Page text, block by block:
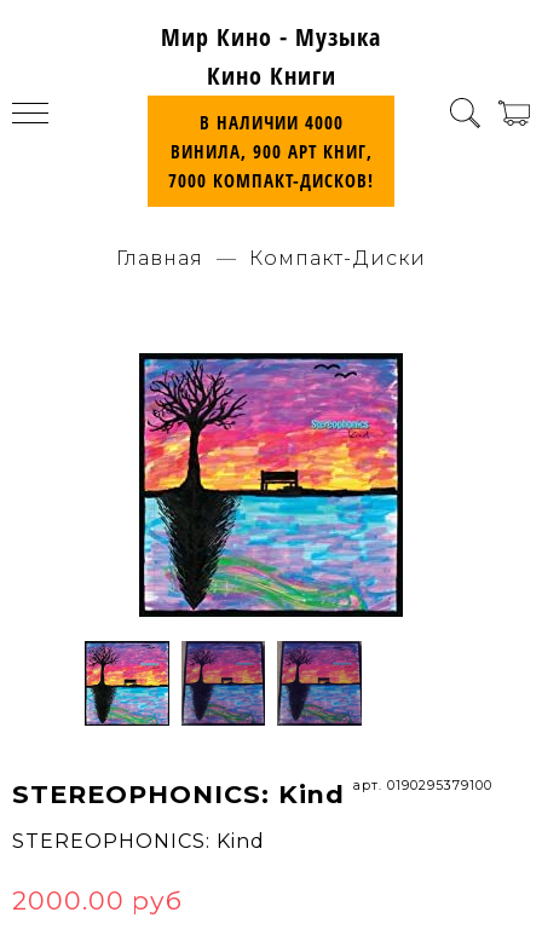
Мир Кино - Музыка
Кино Книги
В НАЛИЧИИ 4000
ВИНИЛА, 900 АРТ КНИГ,
7000 КОМПАКТ-ДИСКОВ!
Главная Компакт-Диски
STEREOPHONICS: Kind арт. 0190295379100
STEREOPHONICS: Kind
2000.00 руб